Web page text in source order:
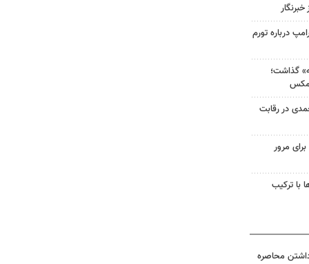
درباره تورم
گذاشت؛
در رقابت
مرور
با ترکیب
محاصره